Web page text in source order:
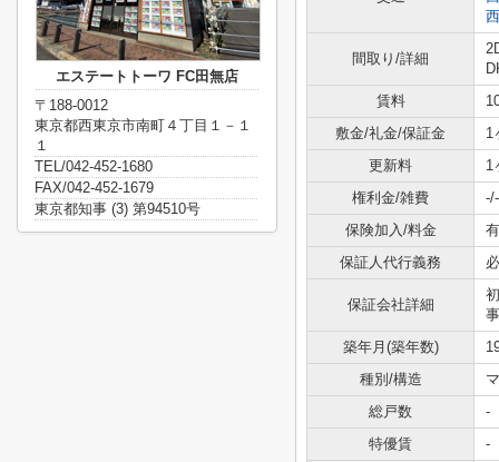
間取り/詳細
賃料
敷金/礼金/保証金
1
更新料
1
権利金/雑費
-/-
保険加入/料金
保証人代行義務
保証会社詳細
築年月(築年数)
種別/構造
総戸数
-
特優賃
-
エステートトーワ FC田無店
〒188-0012
東京都西東京市南町４丁目１－１
１
TEL/042-452-1680
FAX/042-452-1679
東京都知事 (3) 第94510号